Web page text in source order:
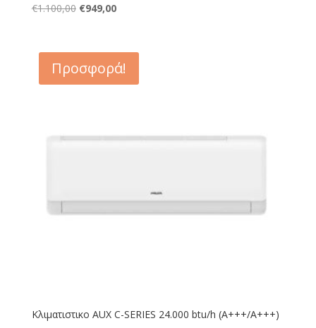
€1.100,00 Original
€1.100,00.
€949,00Η
είναι:
€949,00.
Προσφορά!
Κλιματιστικο AUX C-SERIES 24.000 btu/h (Α+++/A+++)